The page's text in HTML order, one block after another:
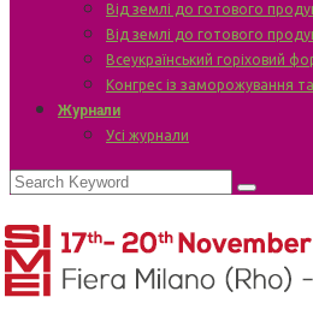
Від землі до готового
Від землі до готового
Всеукраїнський горіховий
Конгрес із заморожування
Журнали
Усі журнали